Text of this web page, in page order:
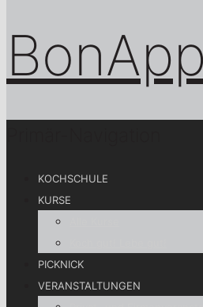
KOCHSCHULE
KURSE
PICKNICK
VERANSTALTUNGEN